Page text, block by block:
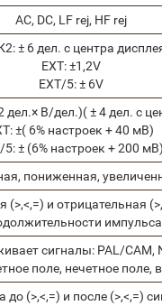
AC, DC, LF rej, HF rej
± 6 дел. с центра
EXT: ±1,2V
EXT/5: ± 6V
дел.× В/дел.)( ± 4 дел. с
±( 6% настроек + 40 мВ)
5: ± (6% настроек + 200 мВ)
пониженная,
и отрицательная
сигналы: PAL/СAM,
поле, нечетное поле,
до (>,<,=) и после (>,<,=)